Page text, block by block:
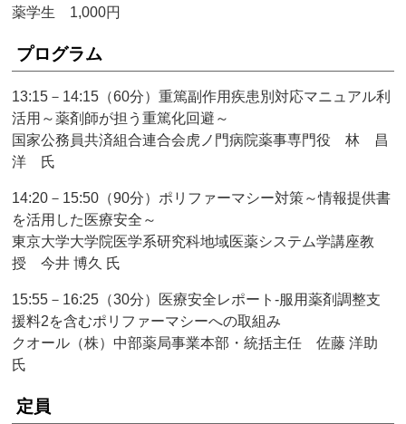
薬学生 1,000円
プログラム
13:15－14:15（60分）重篤副作用疾患別対応マニュアル利
活用～薬剤師が担う重篤化回避～
国家公務員共済組合連合会虎ノ門病院薬事専門役 林 昌
洋 氏
14:20－15:50（90分）ポリファーマシー対策～情報提供書
を活用した医療安全～
東京大学大学院医学系研究科地域医薬システム学講座教
授 今井 博久 氏
15:55－16:25（30分）医療安全レポート‐服用薬剤調整支
援料2を含むポリファーマシーへの取組み
クオール（株）中部薬局事業本部・統括主任 佐藤 洋助
氏
定員